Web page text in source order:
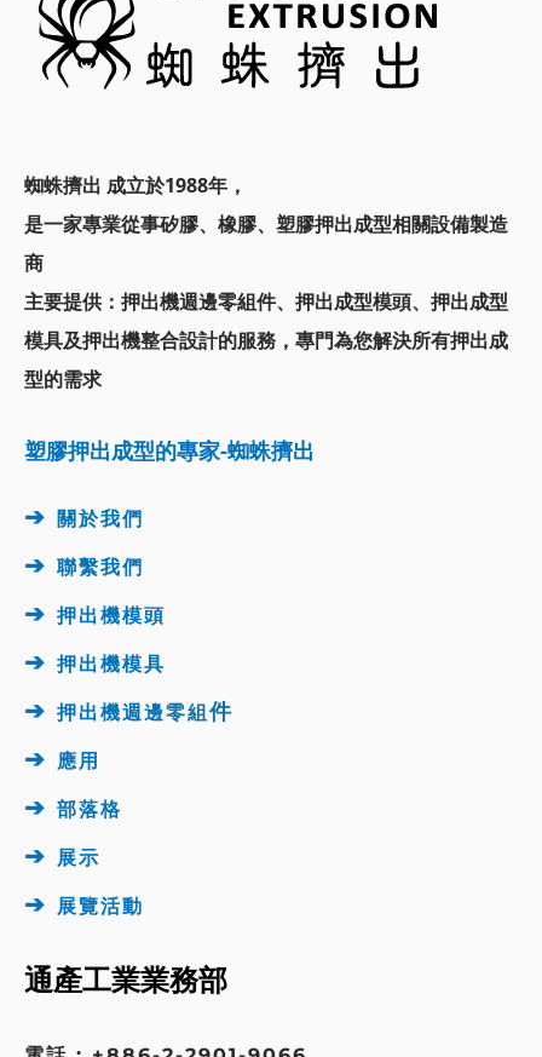
蜘蛛擠出 成立於1988年，
是一家專業從事矽膠、橡膠、塑膠押出成型相關設備製造
商
主要提供： 押出機週邊零組件、押出成型模頭、 押出成型
模具及押出機整合設計的服務， 專門為您解決所有押出成
型的需求
塑膠押出成型的專家-蜘蛛擠出
➔ 關於我們
➔ 聯繫我們
➔ 押出機模頭
➔ 押出機模具
➔ 押出機週邊零組件
➔ 應用
➔ 部落格
➔ 展示
➔ 展覽活動
通產工業業務部